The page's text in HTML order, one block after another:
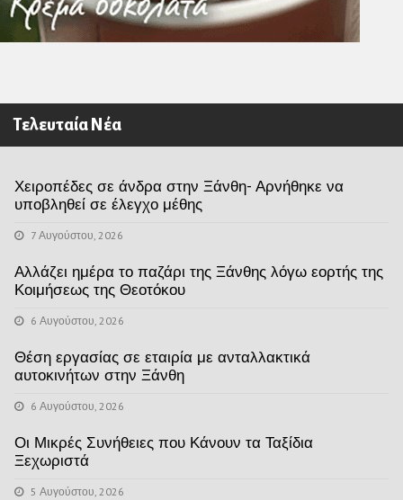
Τελευταία Νέα
Χειροπέδες σε άνδρα στην Ξάνθη- Αρνήθηκε να
υποβληθεί σε έλεγχο μέθης
7 Αυγούστου, 2026
Αλλάζει ημέρα το παζάρι της Ξάνθης λόγω εορτής της
Κοιμήσεως της Θεοτόκου
6 Αυγούστου, 2026
Θέση εργασίας σε εταιρία με ανταλλακτικά
αυτοκινήτων στην Ξάνθη
6 Αυγούστου, 2026
Οι Μικρές Συνήθειες που Κάνουν τα Ταξίδια
Ξεχωριστά
5 Αυγούστου, 2026